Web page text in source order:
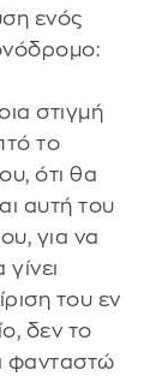
ενός
στιγμή
το
ότι θα
αυτή του
για να
του εν
δεν το
φανταστώ